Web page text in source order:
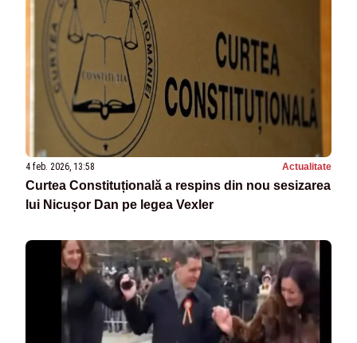
4 feb. 2026, 13:58 Actualitate
Curtea Constituțională a respins din nou sesizarea
lui Nicușor Dan pe legea Vexler